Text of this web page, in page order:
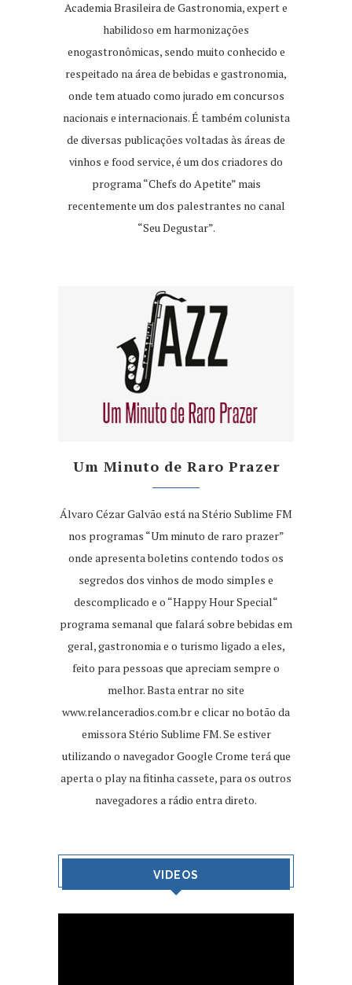
Academia Brasileira de Gastronomia, expert e
habilidoso em harmonizações
enogastronômicas, sendo muito conhecido e
respeitado na área de bebidas e gastronomia,
onde tem atuado como jurado em concursos
nacionais e internacionais. É também colunista
de diversas publicações voltadas às áreas de
vinhos e food service, é um dos criadores do
programa “Chefs do Apetite” mais
recentemente um dos palestrantes no canal
“Seu Degustar”.
Um Minuto de Raro Prazer
Álvaro Cézar Galvão está na Stério Sublime FM
nos programas “Um minuto de raro prazer”
onde apresenta boletins contendo todos os
segredos dos vinhos de modo simples e
descomplicado e o “Happy Hour Special“
programa semanal que falará sobre bebidas em
geral, gastronomia e o turismo ligado a eles,
feito para pessoas que apreciam sempre o
melhor. Basta entrar no site
www.relanceradios.com.bre clicar no botão da
emissora Stério Sublime FM. Se estiver
utilizando o navegador Google Crome terá que
aperta o play na fitinha cassete, para os outros
navegadores a rádio entra direto.
VIDEOS